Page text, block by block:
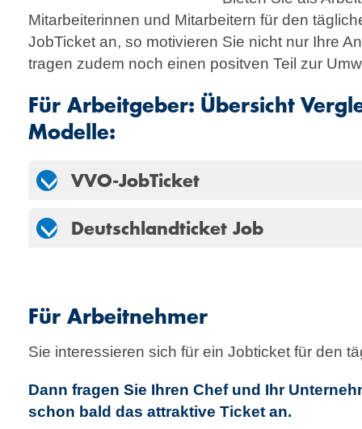
Mitarbeiterinnen und Mitarbeitern für den
JobTicket an, so motivieren Sie nicht nur Ihre
tragen zudem noch einen positven Teil zur
Für Arbeitgeber: Übersicht
Modelle:
VVO-JobTicket
Deutschlandticket Job
Für Arbeitnehmer
Sie interessieren sich für ein Jobticket für den
Dann fragen Sie Ihren Chef und Ihr
schon bald das attraktive Ticket an.